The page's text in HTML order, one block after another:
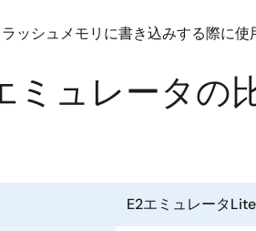
シュメモリに書き込みする際に使
ミュレータの
E2エミュレータLite